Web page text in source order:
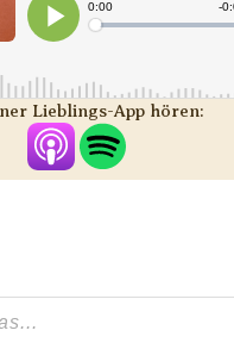
Lieblings-App hören: